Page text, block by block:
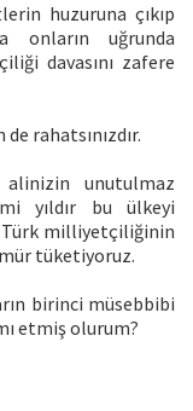
huzuruna çıkıp
onların uğrunda
davasını zafere
rahatsınızdır.
unutulmaz
yıldır bu ülkeyi
Türk milliyetçiliğinin
tüketiyoruz.
birinci müsebbibi
etmiş olurum?